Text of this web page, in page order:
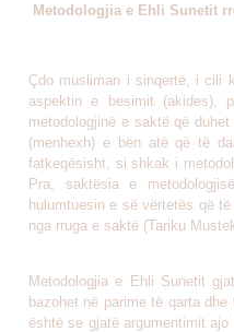
Metodologjia e Ehli Sunetit
Çdo musliman i sinqertë, i cili
aspektin e besimit (akides),
metodologjinë e saktë që
(menhexh) e bën atë që të
fatkeqësisht, si shkak i
Pra, saktësia e
hulumtuesin e së vërtetës që
nga rruga e saktë (Tariku
Metodologjia e Ehli Sunetit
bazohet në parime të qarta
është se gjatë argumentimit